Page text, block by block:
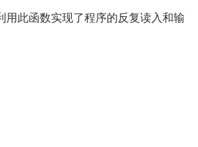
用此函数实现了程序的反复读入和输